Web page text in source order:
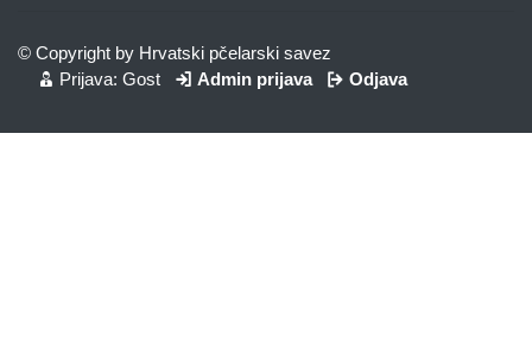
© Copyright by Hrvatski pčelarski savez
Prijava: Gost
Admin prijava Odjava